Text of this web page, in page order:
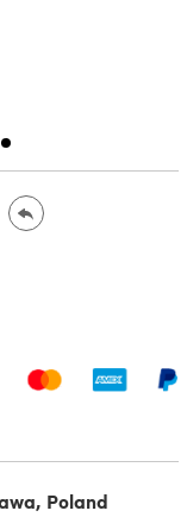
Poland